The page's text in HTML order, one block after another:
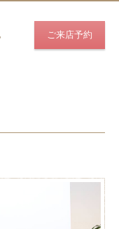
ご来店予約